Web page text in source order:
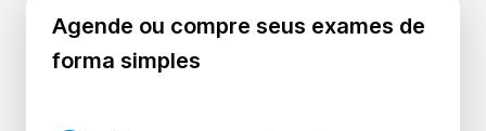
Agende ou compre seus exames de
forma simples